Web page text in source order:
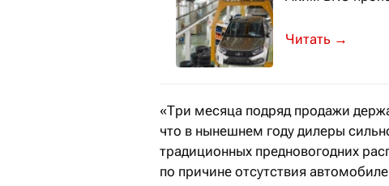
Обзор →
«Три месяца подряд продажи
что в нынешнем году дилеры
традиционных предновогодних
по причине отсутствия